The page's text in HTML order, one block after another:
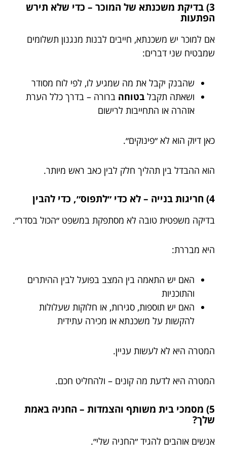
3) בדיקת משכנתא של המוכר – כדי שלא תירש
הפתעות
אם למוכר יש משכנתא, חייבים לבנות מנגנון תשלומים
שמבטיח שני דברים:
שהבנק יקבל את מה שמגיע לו, לפי לוח מסודר
ושאתה תקבל בטוחה ברורה – בדרך כלל הערת
אזהרה או התחייבות לרישום
כאן דיוק הוא לא ״פינוקים״.
הוא ההבדל בין תהליך חלק לבין כאב ראש מיותר.
4) חריגות בנייה – לא כדי ״לתפוס״, כדי להבין
בדיקה משפטית טובה לא מסתפקת במשפט ״הכול בסדר״.
היא מבררת:
האם יש התאמה בין המצב בפועל לבין ההיתרים
והתוכניות
האם יש תוספות, סגירות, או חלוקות שעלולות
להקשות על משכנתא או מכירה עתידית
המטרה היא לא לעשות עניין.
המטרה היא לדעת מה קונים – ולהחליט חכם.
5) מסמכי בית משותף והצמדות – החניה באמת
שלך?
אנשים אוהבים להגיד ״החניה שלי״.